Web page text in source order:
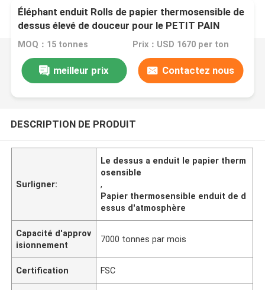
Éléphant enduit Rolls de papier thermosensible de
dessus élevé de douceur pour le PETIT PAIN
d'ATM/POS
MOQ：15 tonnes Prix：USD 1670 per ton
meilleur prix Contactez nous
DESCRIPTION DE PRODUIT
Surligner:
Le dessus a enduit le papier therm
osensible
,
Papier thermosensible enduit de d
essus d'atmosphère
Capacité d'approv
isionnement
7000 tonnes par mois
Certification FSC